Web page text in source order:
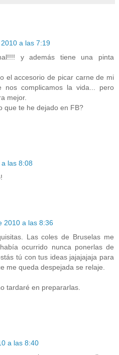
a las 7:19
y además tiene una pinta
el accesorio de picar carne de mi
nos complicamos la vida... pero
mejor.
que te he dejado en FB?
las 8:08
2010 a las 8:36
Las coles de Bruselas me
ocurrido nunca ponerlas de
tú con tus ideas jajajajaja para
me queda despejada se relaje.
tardaré en prepararlas.
a las 8:40